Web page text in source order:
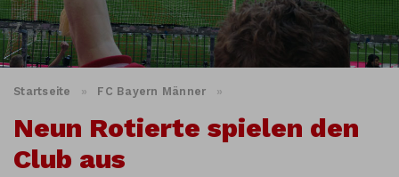
Startseite » FC Bayern Männer »
Neun Rotierte spielen den
Club aus